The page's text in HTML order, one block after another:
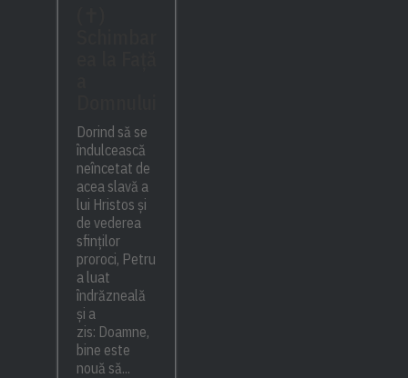
Dorind să se
îndulcească
neîncetat de
acea slavă a
lui Hristos și
de vederea
sfinților
proroci, Petru
a luat
îndrăzneală
și a
zis: Doamne,
bine este
nouă să...